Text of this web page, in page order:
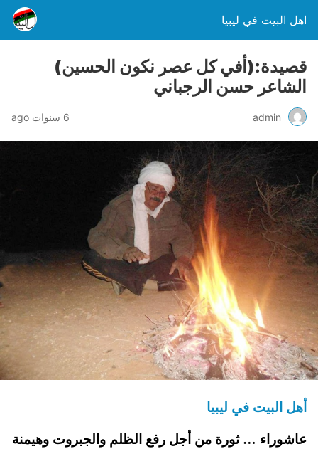
اهل البيت في ليبيا
قصيدة:(أفي كل عصر نكون الحسين)
الشاعر حسن الرجباني
admin 6 سنوات ago
أهل البيت في ليبيا
عاشوراء … ثورة من أجل رفع الظلم والجبروت وهيمنة